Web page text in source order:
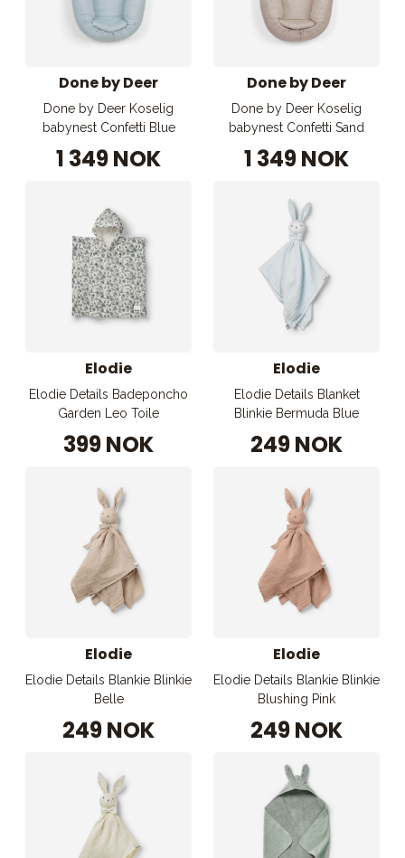
Done by Deer
Done by Deer Koselig
babynest Confetti Blue
1 349 NOK
Done by Deer
Done by Deer Koselig
babynest Confetti Sand
1 349 NOK
Elodie
Elodie Details Badeponcho
Garden Leo Toile
399 NOK
Elodie
Elodie Details Blanket
Blinkie Bermuda Blue
249 NOK
Elodie
Elodie Details Blankie Blinkie
Belle
249 NOK
Elodie
Elodie Details Blankie Blinkie
Blushing Pink
249 NOK